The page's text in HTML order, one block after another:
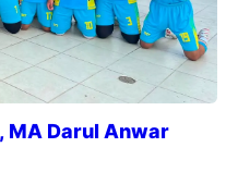
MA Darul Anwar